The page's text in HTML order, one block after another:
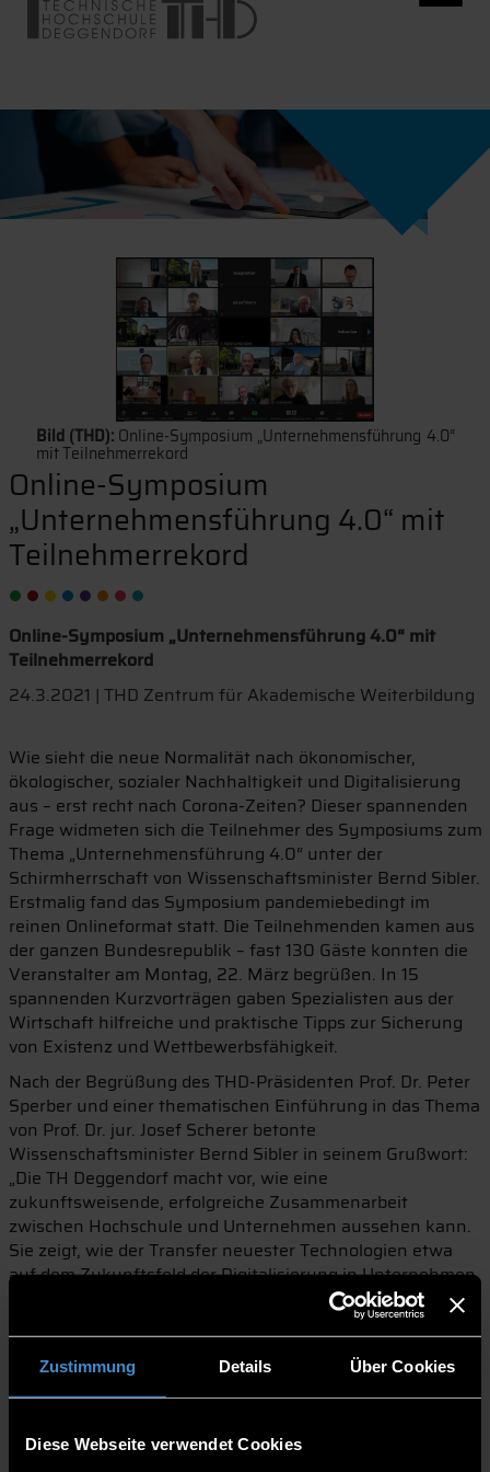
Zustimmung Details Über Cookies
Diese Webseite verwendet Cookies
Bild (THD): Online-Symposium „Unternehmensführung 4.0“
mit Teilnehmerrekord
Online-Symposium
„Unternehmensführung 4.0“ mit
Teilnehmerrekord
Online-Symposium „Unternehmensführung 4.0“ mit
Teilnehmerrekord
24.3.2021 | THD Zentrum für Akademische Weiterbildung
Wie sieht die neue Normalität nach ökonomischer,
ökologischer, sozialer Nachhaltigkeit und Digitalisierung
aus – erst recht nach Corona-Zeiten? Dieser spannenden
Frage widmeten sich die Teilnehmer des Symposiums zum
Thema „Unternehmensführung 4.0“ unter der
Schirmherrschaft von Wissenschaftsminister Bernd Sibler.
Erstmalig fand das Symposium pandemiebedingt im
reinen Onlineformat statt. Die Teilnehmenden kamen aus
der ganzen Bundesrepublik – fast 130 Gäste konnten die
Veranstalter am Montag, 22. März begrüßen. In 15
spannenden Kurzvorträgen gaben Spezialisten aus der
Wirtschaft hilfreiche und praktische Tipps zur Sicherung
von Existenz und Wettbewerbsfähigkeit.
Nach der Begrüßung des THD-Präsidenten Prof. Dr. Peter
Sperber und einer thematischen Einführung in das Thema
von Prof. Dr. jur. Josef Scherer betonte
Wissenschaftsminister Bernd Sibler in seinem Grußwort:
„Die TH Deggendorf macht vor, wie eine
zukunftsweisende, erfolgreiche Zusammenarbeit
zwischen Hochschule und Unternehmen aussehen kann.
Sie zeigt, wie der Transfer neuester Technologien etwa
auf dem Zukunftsfeld der Digitalisierung in Unternehmen
hinein erfolgreich gestaltet werden kann – auch mit
diesem Symposium. Forschung ist der Motor des
Fortschritts. Vonseiten des Freistaats investieren wir
daher massiv an unseren Hochschulen in den Ausbau
entscheidender Zukunftsfelder. So legen wir die
Wirtschaft.“